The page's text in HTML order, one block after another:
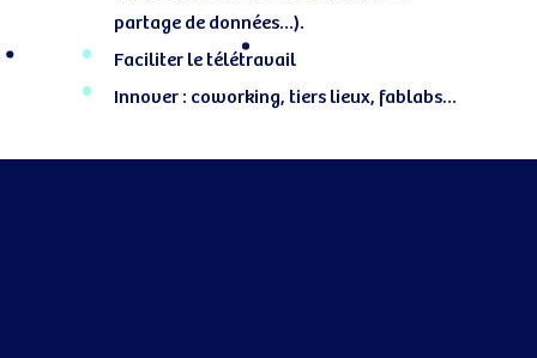
partage de données…).
Faciliter le télétravail
Innover : coworking, tiers lieux, fablabs…